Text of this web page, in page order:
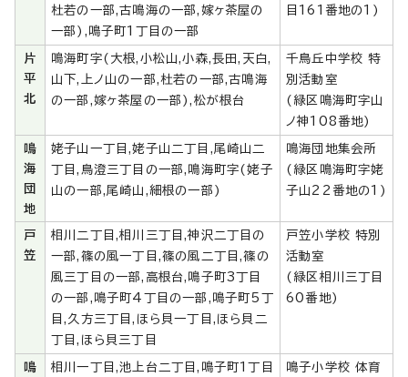
杜若の一部,古鳴海の一部,嫁ヶ茶屋の
一部),鳴子町1丁目の一部
目161番地の1)
片
平
北
鳴海町字(大根,小松山,小森,長田,天白,
山下,上ノ山の一部,杜若の一部,古鳴海
の一部,嫁ヶ茶屋の一部),松が根台
千鳥丘中学校 特
別活動室
(緑区鳴海町字山
ノ神108番地)
鳴
海
団
地
姥子山一丁目,姥子山二丁目,尾崎山二
丁目,鳥澄三丁目の一部,鳴海町字(姥子
山の一部,尾崎山,細根の一部)
鳴海団地集会所
(緑区鳴海町字姥
子山22番地の1)
戸
笠
相川二丁目,相川三丁目,神沢二丁目の
一部,篠の風一丁目,篠の風二丁目,篠の
風三丁目の一部,高根台,鳴子町3丁目
の一部,鳴子町4丁目の一部,鳴子町5丁
目,久方三丁目,ほら貝一丁目,ほら貝二
丁目,ほら貝三丁目
戸笠小学校 特別
活動室
(緑区相川三丁目
60番地)
鳴 相川一丁目,池上台二丁目,鳴子町1丁目 鳴子小学校 体育